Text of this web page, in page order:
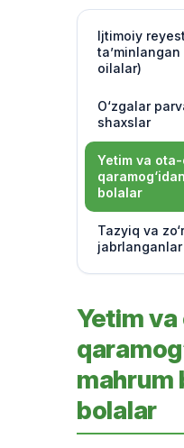
Ijtimoiy
ta’minlangan
oilalar)
O‘zgalar
shaxslar
Yetim va
bolalar
Tazyiq va
jabrlanganlar
Yetim
mahrum
bolalar